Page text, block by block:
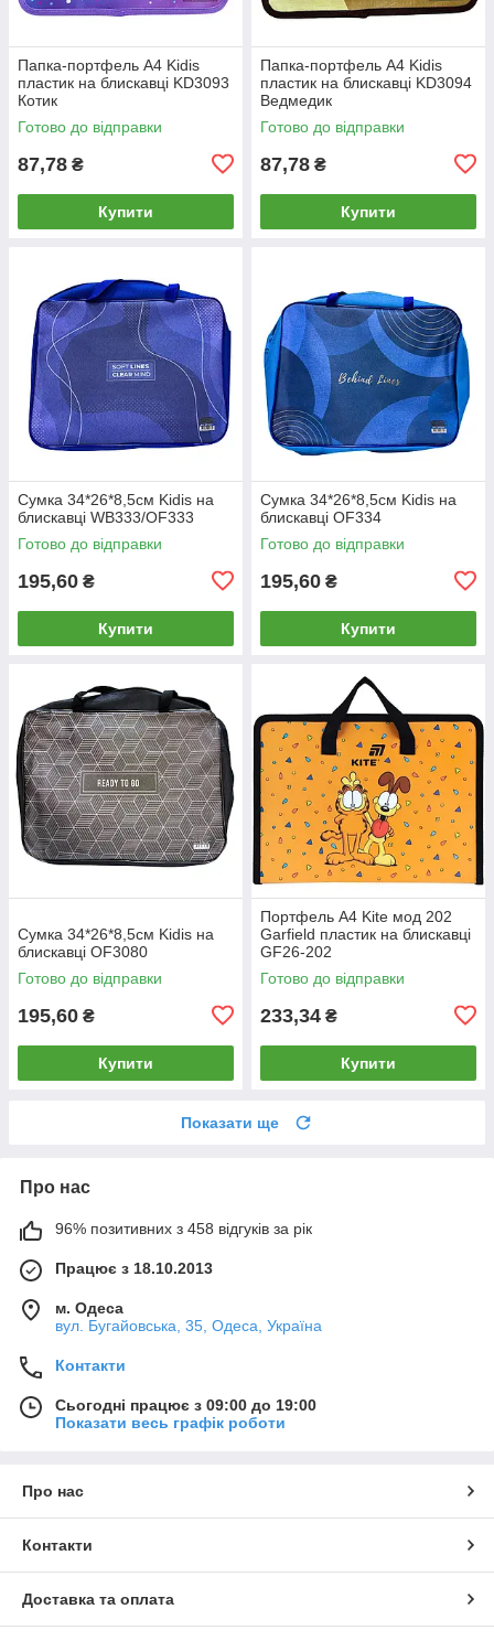
Папка-портфель А4 Kidis
пластик на блискавці KD3093
Котик
Готово до відправки
87,78 ₴
Купити
Папка-портфель А4 Kidis
пластик на блискавці KD3094
Ведмедик
Готово до відправки
87,78 ₴
Купити
Сумка 34*26*8,5см Kidis на
блискавці WB333/OF333
Готово до відправки
195,60 ₴
Купити
Сумка 34*26*8,5см Kidis на
блискавці OF334
Готово до відправки
195,60 ₴
Купити
Сумка 34*26*8,5см Kidis на
блискавці OF3080
Готово до відправки
195,60 ₴
Купити
Портфель А4 Kite мод 202
Garfield пластик на блискавці
GF26-202
Готово до відправки
233,34 ₴
Купити
Показати ще
Про нас
96% позитивних з 458 відгуків за рік
Працює з 18.10.2013
м. Одеса
вул. Бугайовська, 35, Одеса, Україна
Контакти
Сьогодні працює з 09:00 до 19:00
Показати весь графік роботи
Про нас
Контакти
Доставка та оплата